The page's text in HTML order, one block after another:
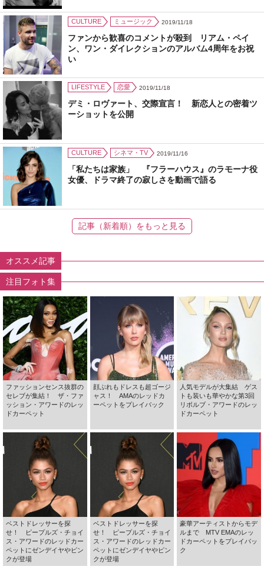
CULTURE ミュージック 2019/11/18
ファンから歓喜のコメントが殺到 リアム・ペイ
ン、ワン・ダイレクションのアルバム4周年をお祝
い
LIFESTYLE 恋愛 2019/11/18
デミ・ロヴァート、交際宣言！ 新恋人との密着ツ
ーショットを公開
CULTURE シネマ・TV 2019/11/16
「私たちは家族」 『フラーハウス』のラモーナ役
女優、ドラマ終了の寂しさを動画で語る
記事（新着順）をもっと見る
オススメ記事
注目フォト集
ファッションセンス抜群の
セレブが集結！ ザ・ファ
ッション・アワードのレッ
ドカーペット
顔ぶれもドレスも超ゴージ
ャス！ AMAのレッドカ
ーペットをプレイバック
人気モデルが大集結 ゲス
トも装いも華やかな第3回
リボルブ・アワードのレッ
ドカーペット
ベストドレッサーを探
せ！ ピープルズ・チョイ
ス・アワードのレッドカー
ペットにゼンデイヤやピン
クが登場
ベストドレッサーを探
せ！ ピープルズ・チョイ
ス・アワードのレッドカー
ペットにゼンデイヤやピン
クが登場
豪華アーティストからモデ
ルまで MTV EMAのレッ
ドカーペットをプレイバッ
ク